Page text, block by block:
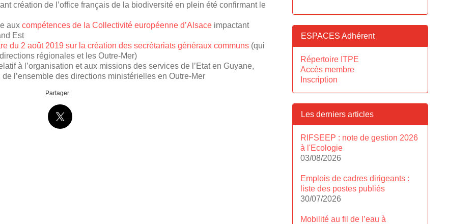
création de l’office français de la biodiversité en plein été confirmant le
aux compétences de la Collectivité européenne d’Alsace impactant
Est
du 2 août 2019 sur la création des secrétariats généraux communs (qui
régionales et les Outre-Mer)
à l’organisation et aux missions des services de l’Etat en Guyane,
l’ensemble des directions ministérielles en Outre-Mer
Partager
ESPACES Adhérent
Répertoire ITPE
Accès membre
Inscription
Les derniers articles
RIFSEEP : note de gestion 2026
à l'Ecologie
03/08/2026
Emplois de cadres dirigeants :
liste des postes publiés
30/07/2026
Mobilité au fil de l’eau à